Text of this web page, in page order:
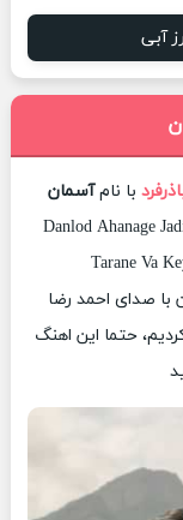
آبی
با نامآسمان
Danlod Ahanage
Tarane Va
با صدای احمد رضا
حتما این اهنگ